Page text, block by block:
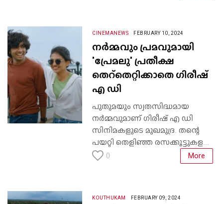
CINEMANEWS FEBRUARY 10, 2024
നർമ്മവും പ്രമവുമായി
'പ്രേമലു' പ്രതീക്ഷ
തെറ്തെറ്റിക്കാതെ ഗിരീഷ്
എ ഡി
പുതുമയും സ്വതസിദ്ധമായ
നർമ്മവുമാണ് ഗിരീഷ് എ ഡി
സിനിമകളുടെ മുഖമുദ്ര. തന്റെ
പയറ്റി തെളിഞ്ഞ രസക്കൂട്ടുകള...
0 More
KOUTHUKAM FEBRUARY 09, 2024